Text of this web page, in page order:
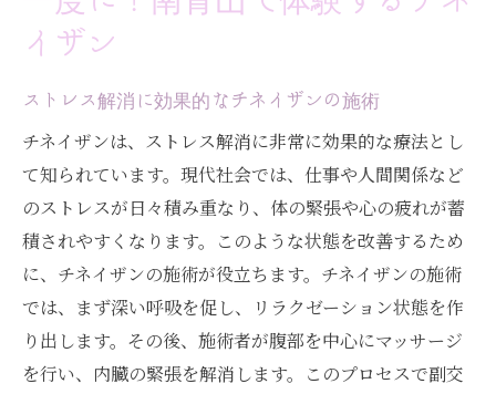
イザン
ストレス解消に効果的なチネイザンの施術
チネイザンは、ストレス解消に非常に効果的な療法とし
て知られています。現代社会では、仕事や人間関係など
のストレスが日々積み重なり、体の緊張や心の疲れが蓄
積されやすくなります。このような状態を改善するため
に、チネイザンの施術が役立ちます。チネイザンの施術
では、まず深い呼吸を促し、リラクゼーション状態を作
り出します。その後、施術者が腹部を中心にマッサージ
を行い、内臓の緊張を解消します。このプロセスで副交